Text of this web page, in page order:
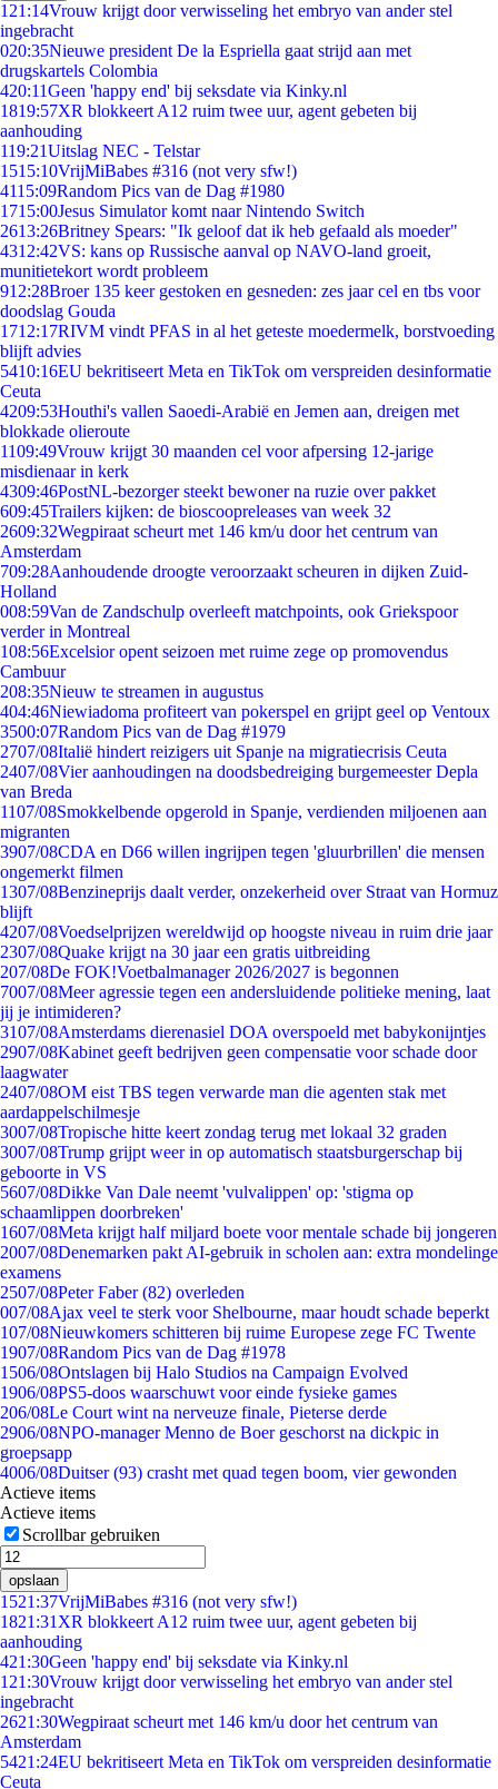
1 21:14Vrouw krijgt door verwisseling het embryo van ander stel
ingebracht
020:35Nieuwe president De la Espriella gaat strijd aan met
drugskartels Colombia
420:11Geen 'happy end' bij seksdate via Kinky.nl
1819:57XR blokkeert A12 ruim twee uur, agent gebeten bij
aanhouding
119:21Uitslag NEC - Telstar
1515:10VrijMiBabes #316 (not very sfw!)
4115:09Random Pics van de Dag #1980
1715:00Jesus Simulator komt naar Nintendo Switch
2613:26Britney Spears: "Ik geloof dat ik heb gefaald als moeder"
4312:42VS: kans op Russische aanval op NAVO-land groeit,
munitietekort wordt probleem
912:28Broer 135 keer gestoken en gesneden: zes jaar cel en tbs voor
doodslag Gouda
1712:17RIVM vindt PFAS in al het geteste moedermelk, borstvoeding
blijft advies
5410:16EU bekritiseert Meta en TikTok om verspreiden desinformatie
Ceuta
4209:53Houthi's vallen Saoedi-Arabië en Jemen aan, dreigen met
blokkade olieroute
1109:49Vrouw krijgt 30 maanden cel voor afpersing 12-jarige
misdienaar in kerk
4309:46PostNL-bezorger steekt bewoner na ruzie over pakket
609:45Trailers kijken: de bioscoopreleases van week 32
2609:32Wegpiraat scheurt met 146 km/u door het centrum van
Amsterdam
709:28Aanhoudende droogte veroorzaakt scheuren in dijken Zuid-
Holland
008:59Van de Zandschulp overleeft matchpoints, ook Griekspoor
verder in Montreal
108:56Excelsior opent seizoen met ruime zege op promovendus
Cambuur
208:35Nieuw te streamen in augustus
404:46Niewiadoma profiteert van pokerspel en grijpt geel op Ventoux
3500:07Random Pics van de Dag #1979
2707/08Italië hindert reizigers uit Spanje na migratiecrisis Ceuta
2407/08Vier aanhoudingen na doodsbedreiging burgemeester Depla
van Breda
1107/08Smokkelbende opgerold in Spanje, verdienden miljoenen aan
migranten
3907/08CDA en D66 willen ingrijpen tegen 'gluurbrillen' die mensen
ongemerkt filmen
1307/08Benzineprijs daalt verder, onzekerheid over Straat van Hormuz
blijft
4207/08Voedselprijzen wereldwijd op hoogste niveau in ruim drie jaar
2307/08Quake krijgt na 30 jaar een gratis uitbreiding
207/08De FOK!Voetbalmanager 2026/2027 is begonnen
7007/08Meer agressie tegen een andersluidende politieke mening, laat
jij je intimideren?
3107/08Amsterdams dierenasiel DOA overspoeld met babykonijntjes
2907/08Kabinet geeft bedrijven geen compensatie voor schade door
laagwater
2407/08OM eist TBS tegen verwarde man die agenten stak met
aardappelschilmesje
3007/08Tropische hitte keert zondag terug met lokaal 32 graden
3007/08Trump grijpt weer in op automatisch staatsburgerschap bij
geboorte in VS
5607/08Dikke Van Dale neemt 'vulvalippen' op: 'stigma op
schaamlippen doorbreken'
1607/08Meta krijgt half miljard boete voor mentale schade bij jongeren
2007/08Denemarken pakt AI-gebruik in scholen aan: extra mondelinge
examens
2507/08Peter Faber (82) overleden
007/08Ajax veel te sterk voor Shelbourne, maar houdt schade beperkt
107/08Nieuwkomers schitteren bij ruime Europese zege FC Twente
1907/08Random Pics van de Dag #1978
1506/08Ontslagen bij Halo Studios na Campaign Evolved
1906/08PS5-doos waarschuwt voor einde fysieke games
206/08Le Court wint na nerveuze finale, Pieterse derde
2906/08NPO-manager Menno de Boer geschorst na dickpic in
groepsapp
4006/08Duitser (93) crasht met quad tegen boom, vier gewonden
Actieve items
Actieve items
Scrollbar gebruiken
opslaan
1521:37VrijMiBabes #316 (not very sfw!)
1821:31 XR blokkeert A12 ruim twee uur, agent gebeten bij
aanhouding
421:30Geen 'happy end' bij seksdate via Kinky.nl
1 21:30Vrouw krijgt door verwisseling het embryo van ander stel
ingebracht
2621:30Wegpiraat scheurt met 146 km/u door het centrum van
Amsterdam
5421:24EU bekritiseert Meta en TikTok om verspreiden desinformatie
Ceuta